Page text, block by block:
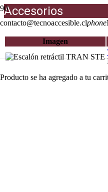
contacto@tecnoaccesible.clphone
Producto se ha agregado a tu
Accesorios
Imagen